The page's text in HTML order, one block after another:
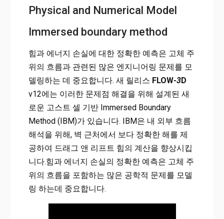
Physical and Numerical Model
Immersed boundary method
힘과 에너지 손실에 대한 정확한 예측은 고체 주
위의 흐름과 관련된 많은 엔지니어링 문제를 모
델링하는 데 중요합니다. 새 릴리스 FLOW-3D
v12에는 이러한 문제점 해결을 위해 설계된 새
로운 고스트 셀 기반 Immersed Boundary
Method (IBM)가 있습니다. IBM은 내 외부 흐름
해석을 위해, 벽 근처에서 보다 정확한 해를 제
공하여 드래그 앤 리프트 힘의 계산을 향상시킵
니다.힘과 에너지 손실의 정확한 예측은 고체 주
위의 흐름을 포함하는 많은 공학적 문제를 모델
링 하는데 중요합니다.